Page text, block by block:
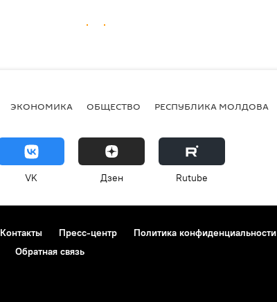
ЭКОНОМИКА ОБЩЕСТВО РЕСПУБЛИКА МОЛДОВА
VK Дзен Rutube
Контакты Пресс-центр Политика конфиденциальности
Обратная связь